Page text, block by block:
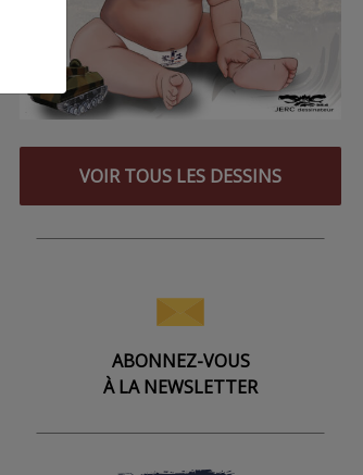
VOIR TOUS LES DESSINS
ABONNEZ-VOUS
À LA NEWSLETTER